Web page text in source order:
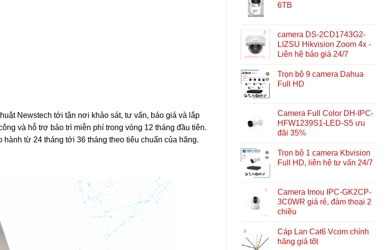
Newstech tới tận nơi khảo sát, tư vấn, báo giá và lắp
và hỗ trợ bảo trì miễn phí trong vòng 12 tháng đầu tiên.
từ 24 tháng tới 36 tháng theo tiêu chuẩn của hãng.
6TB
camera DS-2CD1743G2-
LIZSU Hikvision Zoom 4x -
Liên hệ báo giá 24/7
Trọn bộ 9 camera Dahua
Full HD
Camera Full Color DH-IPC-
HFW1239S1-LED-S5 ưu
đãi 35%
Trọn bộ 1 camera Kbvision
Full HD, liên hệ tư vấn 24/7
Camera Imou IPC-GK2CP-
3C0WR giá rẻ, đàm thoại 2
chiều
Cáp Lan Cat6 Vcom chính
hãng giá tốt